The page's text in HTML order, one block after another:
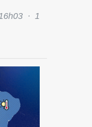
·1